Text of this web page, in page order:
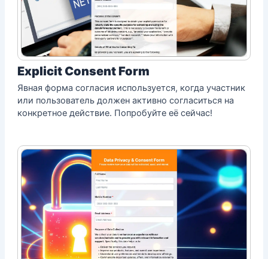
Explicit Consent Form
Явная форма согласия используется, когда участник
или пользователь должен активно согласиться на
конкретное действие. Попробуйте её сейчас!